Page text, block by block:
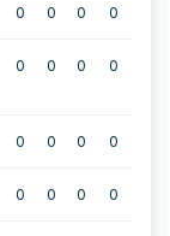
0 0 0 0
0 0 0 0
0 0 0 0
0 0 0 0